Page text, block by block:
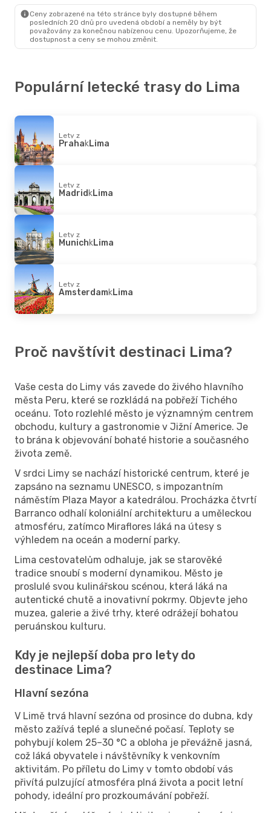
Ceny zobrazené na této stránce byly dostupné během
posledních 20 dnů pro uvedená období a neměly by být
považovány za konečnou nabízenou cenu. Upozorňujeme, že
dostupnost a ceny se mohou změnit.
Populární letecké trasy do Lima
Lety z
PrahakLima
Lety z
MadridkLima
Lety z
MunichkLima
Lety z
AmsterdamkLima
Proč navštívit destinaci Lima?
Vaše cesta do Limy vás zavede do živého hlavního
města Peru, které se rozkládá na pobřeží Tichého
oceánu. Toto rozlehlé město je významným centrem
obchodu, kultury a gastronomie v Jižní Americe. Je
to brána k objevování bohaté historie a současného
života země.
V srdci Limy se nachází historické centrum, které je
zapsáno na seznamu UNESCO, s impozantním
náměstím Plaza Mayor a katedrálou. Procházka čtvrtí
Barranco odhalí koloniální architekturu a uměleckou
atmosféru, zatímco Miraflores láká na útesy s
výhledem na oceán a moderní parky.
Lima cestovatelům odhaluje, jak se starověké
tradice snoubí s moderní dynamikou. Město je
proslulé svou kulinářskou scénou, která láká na
autentické chutě a inovativní pokrmy. Objevte jeho
muzea, galerie a živé trhy, které odrážejí bohatou
peruánskou kulturu.
Kdy je nejlepší doba pro lety do
destinace Lima?
Hlavní sezóna
V Limě trvá hlavní sezóna od prosince do dubna, kdy
město zažívá teplé a slunečné počasí. Teploty se
pohybují kolem 25–30 °C a obloha je převážně jasná,
což láká obyvatele i návštěvníky k venkovním
aktivitám. Po příletu do Limy v tomto období vás
přivítá pulzující atmosféra plná života a pocit letní
pohody, ideální pro prozkoumávání pobřeží.